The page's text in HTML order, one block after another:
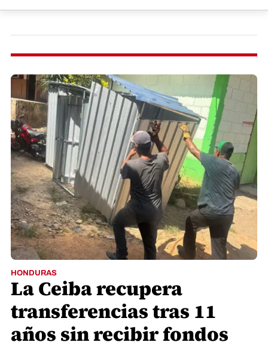
HONDURAS
La Ceiba recupera
transferencias tras 11
años sin recibir fondos